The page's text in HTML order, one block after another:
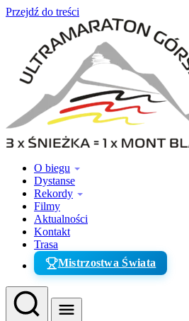
Przejdź do treści
O biegu
Dystanse
Rekordy
Filmy
Aktualności
Kontakt
Trasa
Mistrzostwa Świata